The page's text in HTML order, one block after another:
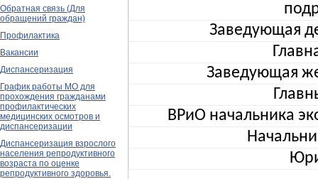
Обратная связь (Для
обращений граждан)
Профилактика
Вакансии
Диспансеризация
График работы МО для
прохождения гражданами
профилактических
медицинских осмотров и
диспансеризации
Диспансеризация взрослого
населения репродуктивного
возраста по оценке
репродуктивного здоровья.
Заведующая
Заведующая
ВРиО начальника